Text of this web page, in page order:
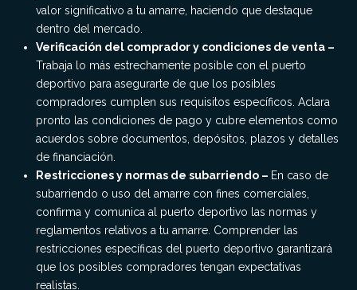
valor significativo a tu amarre, haciendo que destaque
dentro del mercado.
Verificación del comprador y condiciones de venta –
Trabaja lo más estrechamente posible con el puerto
deportivo para asegurarte de que los posibles
compradores cumplen sus requisitos específicos. Aclara
pronto las condiciones de pago y cubre elementos como
acuerdos sobre documentos, depósitos, plazos y detalles
de financiación.
Restricciones y normas de subarriendo – En caso de
subarriendo o uso del amarre con fines comerciales,
confirma y comunica al puerto deportivo las normas y
reglamentos relativos a tu amarre. Comprender las
restricciones específicas del puerto deportivo garantizará
que los posibles compradores tengan expectativas
realistas.